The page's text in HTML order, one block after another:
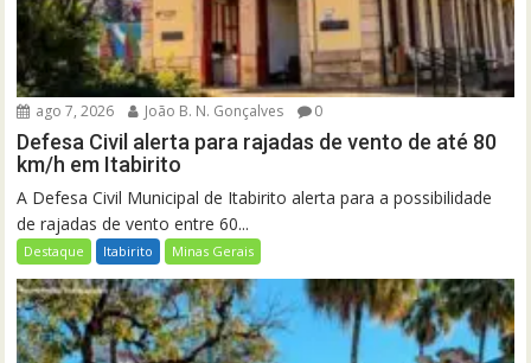
ago 7, 2026 João B. N. Gonçalves 0
Defesa Civil alerta para rajadas de vento de até 80
km/h em Itabirito
A Defesa Civil Municipal de Itabirito alerta para a possibilidade
de rajadas de vento entre 60...
Destaque Itabirito Minas Gerais